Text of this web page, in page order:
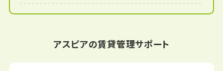
アスピアの賃貸管理サポート